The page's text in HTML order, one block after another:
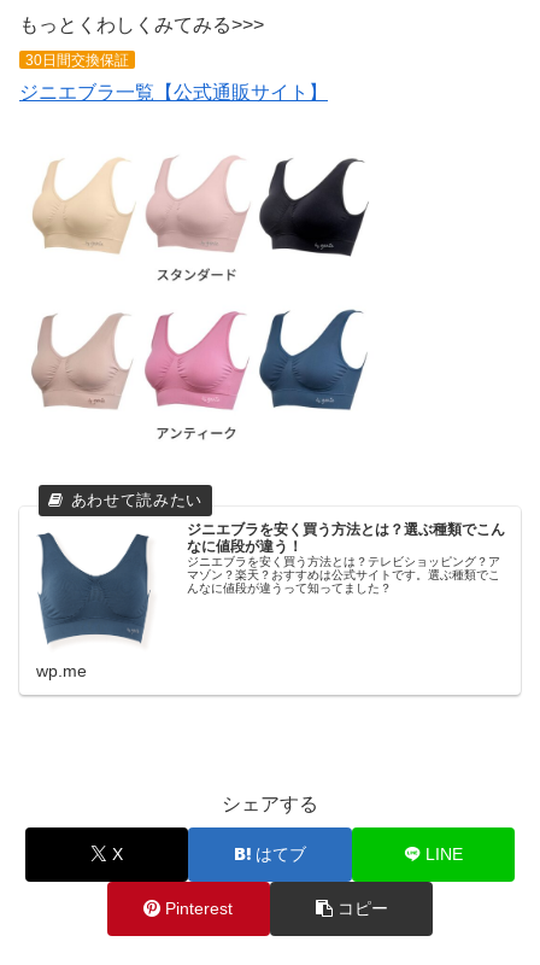
もっとくわしくみてみる>>>
30日間交換保証
ジニエブラ一覧【公式通販サイト】
ジニエブラを安く買う方法とは？選ぶ種類でこん
なに値段が違う！
ジニエブラを安く買う方法とは？テレビショッピング？ア
マゾン？楽天？おすすめは公式サイトです。選ぶ種類でこ
んなに値段が違うって知ってました？
wp.me
シェアする
X はてブ LINE
Pinterest コピー